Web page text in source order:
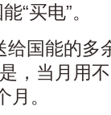
“买电”。
国能的多
，当月用
。